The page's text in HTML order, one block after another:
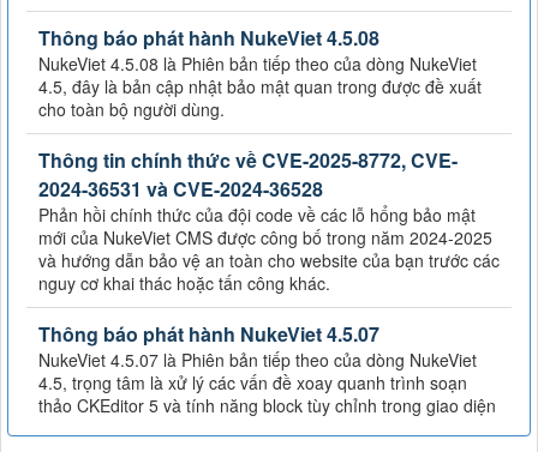
Thông báo phát hành NukeViet 4.5.08
NukeViet 4.5.08 là Phiên bản tiếp theo của dòng NukeViet
4.5, đây là bản cập nhật bảo mật quan trong được đề xuất
cho toàn bộ người dùng.
Thông tin chính thức về CVE-2025-8772, CVE-
2024-36531 và CVE-2024-36528
Phản hồi chính thức của đội code về các lỗ hổng bảo mật
mới của NukeViet CMS được công bố trong năm 2024-2025
và hướng dẫn bảo vệ an toàn cho website của bạn trước các
nguy cơ khai thác hoặc tấn công khác.
Thông báo phát hành NukeViet 4.5.07
NukeViet 4.5.07 là Phiên bản tiếp theo của dòng NukeViet
4.5, trọng tâm là xử lý các vấn đề xoay quanh trình soạn
thảo CKEditor 5 và tính năng block tùy chỉnh trong giao diện